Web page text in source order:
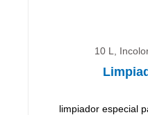
10 L,
limpiador especial